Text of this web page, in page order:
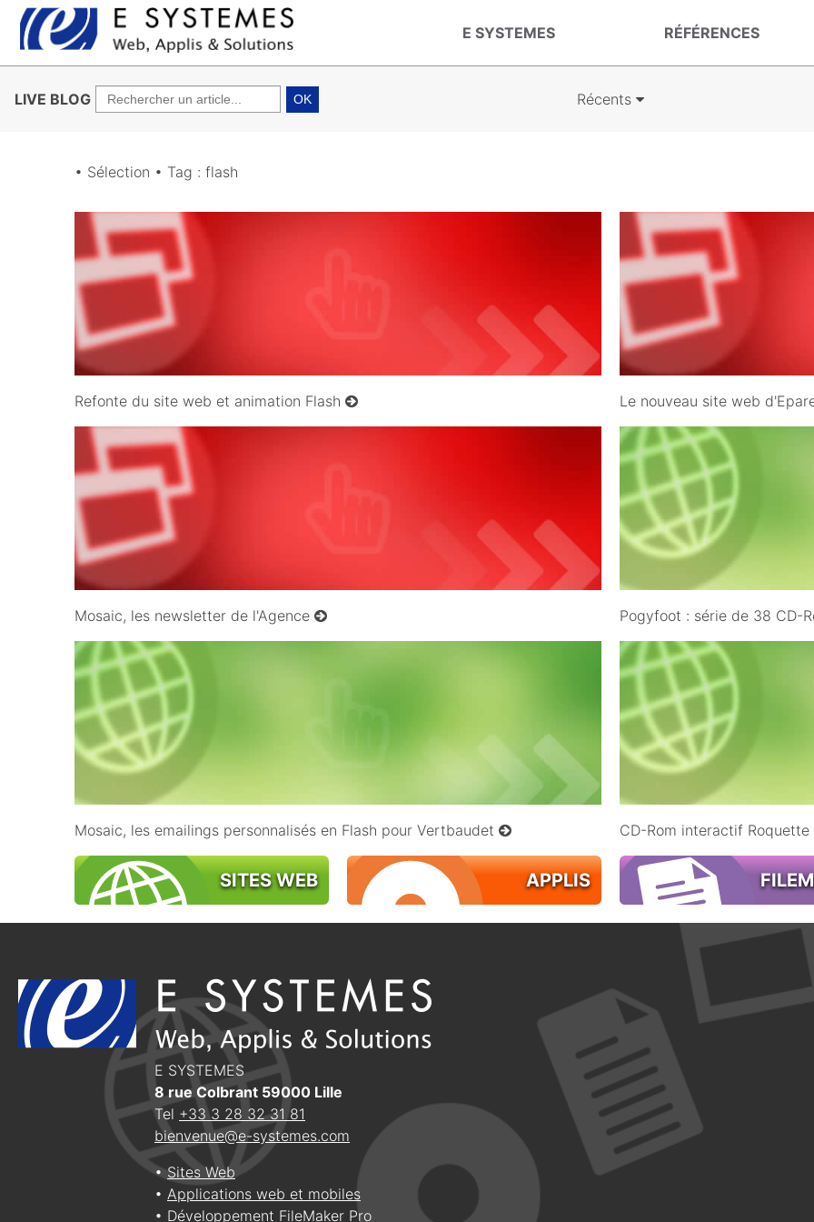
E SYSTEMES RÉFÉRENCES
LIVE BLOG OK Récents
• Sélection • Tag : flash
23/12/2009
Refonte du site web et animation Flash
03/06/2009
Le nouveau site web
09/10/2008
Mosaic, les newsletter de l'Agence
09/10/2008
Pogyfoot : série de 38 CD-
11/10/2008
Mosaic, les emailings personnalisés en Flash pour Vertbaudet
29/11/2008
CD-Rom interactif Roquette
SITES WEB APPLIS
E SYSTEMES
8 rue Colbrant 59000 Lille
Tel +33 3 28 32 31 81
bienvenue@e-systemes.com
•Sites Web
• Applications web et mobiles
• Développement FileMaker Pro